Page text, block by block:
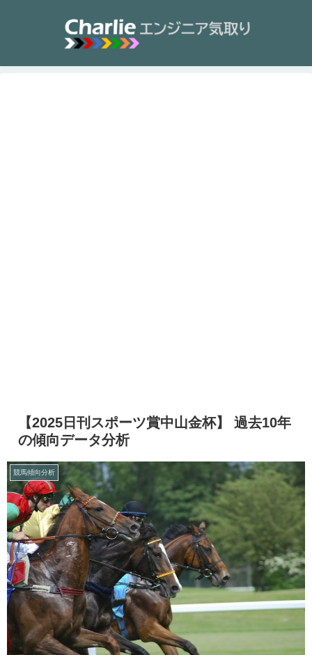
【2025日刊スポーツ賞中山金杯】 過去10年
の傾向データ分析
競馬傾向分析